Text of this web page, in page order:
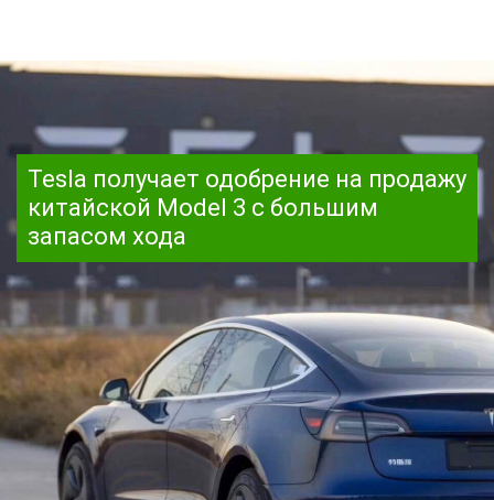
Tesla получает одобрение на продажу
китайской Model 3 с большим
запасом хода